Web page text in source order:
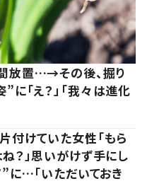
放置…→その後、掘り
「え？」「我々は進化
付けていた女性「もら
？」思いがけず手にし
に…「いただいておき